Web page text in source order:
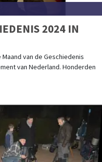
2024 IN
van de Geschiedenis
van Nederland. Honderden